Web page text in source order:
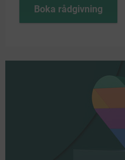
Boka rådgivning